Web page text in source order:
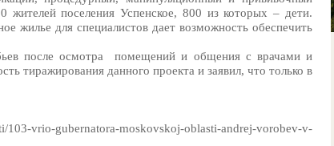
поселения Успенское, 800 из которых – дети.
жилье для специалистов дает возможность обеспечить
после осмотра помещений и общения с врачами и
тиражирования данного проекта и заявил, что только в
vrio-gubernatora-moskovskoj-oblasti-andrej-vorobev-v-